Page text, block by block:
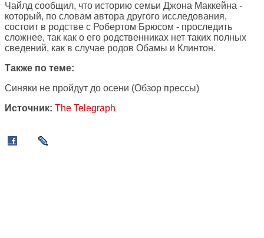
Чайлд сообщил, что историю семьи Джона Маккейна -
который, по словам автора другого исследования,
состоит в родстве с Робертом Брюсом - проследить
сложнее, так как о его родственниках нет таких полных
сведений, как в случае родов Обамы и Клинтон.
Также по теме:
Синяки не пройдут до осени (Обзор прессы)
Источник: The Telegraph